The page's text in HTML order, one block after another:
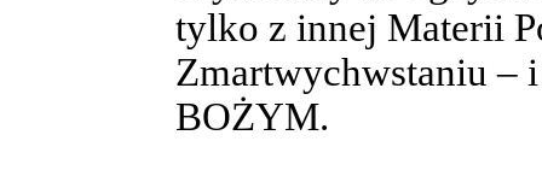
tylko z innej Materii
Zmartwychwstaniu –
BOŻYM.